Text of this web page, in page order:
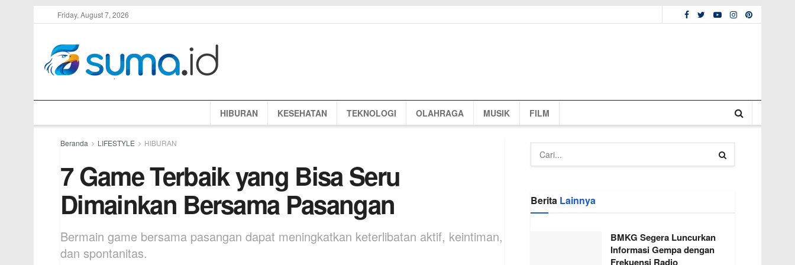
Friday, August 7, 2026
HIBURAN KESEHATAN TEKNOLOGI OLAHRAGA MUSIK FILM
Beranda LIFESTYLE HIBURAN
7 Game Terbaik yang Bisa Seru
Dimainkan Bersama Pasangan
Bermain game bersama pasangan dapat meningkatkan keterlibatan aktif, keintiman,
dan spontanitas.
Berita Lainnya
BMKG Segera Luncurkan
Informasi Gempa dengan
Frekuensi Radio